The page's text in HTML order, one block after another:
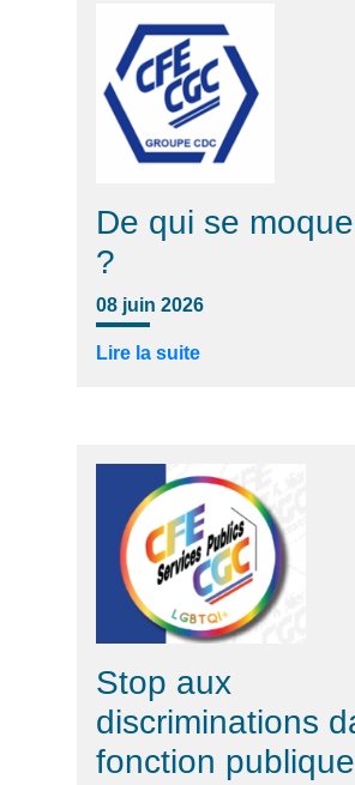
De qui se
?
08 juin 2026
Lire la suite
Stop aux
discriminations
fonction